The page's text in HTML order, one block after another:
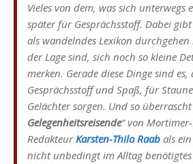
Vieles von dem, was sich unterwegs
später für Gesprächsstoff. Dabei gibt
als wandelndes Lexikon
der Lage sind, sich noch so kleine
merken. Gerade diese Dinge sind
Gesprächsstoff und Spaß, für
Gelächter sorgen. Und so überrascht
Gelegenheitsreisende“ von
RedakteurKarsten-Thilo Raab als
nicht unbedingt im Alltag benötigtes